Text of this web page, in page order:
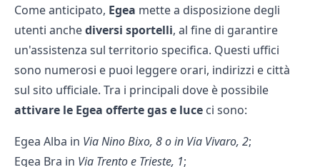
Come anticipato, Egea mette a disposizione degli
utenti anchediversi sportelli, al fine di garantire
un'assistenza sul territorio specifica. Questi uffici
sono numerosi e puoi leggere orari, indirizzi e città
sul sito ufficiale. Tra i principali dove è possibile
attivare le Egea offerte gas e luce ci sono:
Egea Alba in Via Nino Bixo, 8 o in Via Vivaro, 2;
Egea Bra in Via Trento e Trieste, 1;